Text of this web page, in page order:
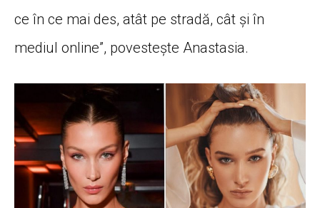
ce în ce mai des, atât pe stradă, cât și în
mediul online”, povestește Anastasia.